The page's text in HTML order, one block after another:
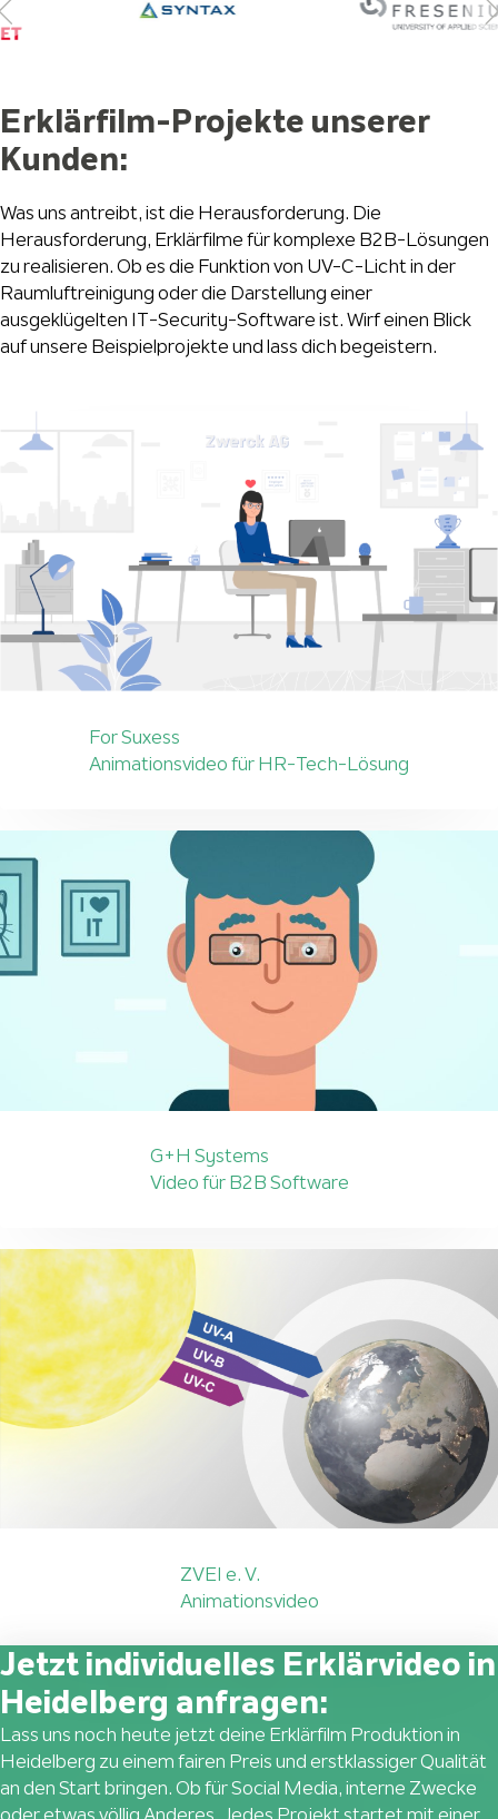
Erklärfilm-Projekte unserer
Kunden:
Was uns antreibt, ist die Herausforderung. Die
Herausforderung, Erklärfilme für komplexe B2B-Lösungen
zu realisieren. Ob es die Funktion von UV-C-Licht in der
Raumluftreinigung oder die Darstellung einer
ausgeklügelten IT-Security-Software ist. Wirf einen Blick
auf unsere Beispielprojekte und lass dich begeistern.
For Suxess
Animationsvideo für HR-Tech-Lösung
G+H Systems
Video für B2B Software
ZVEI e. V.
Animationsvideo
Jetzt individuelles Erklärvideo in
Heidelberg anfragen:
Lass uns noch heute jetzt deine Erklärfilm Produktion in
Heidelberg zu einem fairen Preis und erstklassiger Qualität
an den Start bringen. Ob für Social Media, interne Zwecke